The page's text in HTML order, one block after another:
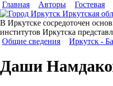
Главная Авторы Гостевая
В Иркутске сосредоточен
институтов Иркутска
Общие сведения
Иркутск -
Даши